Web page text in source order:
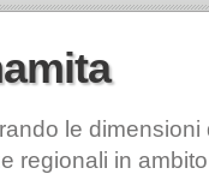
le dimensioni
regionali in